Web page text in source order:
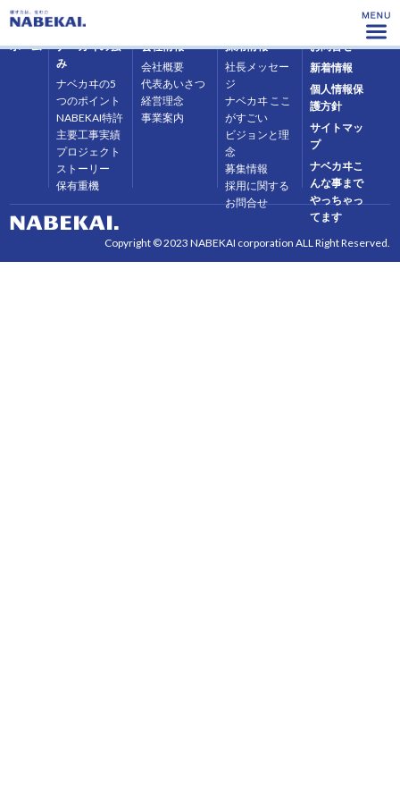
ホーム
ナベカヰの強
み
ナベカヰの5
つのポイント
NABEKAI特許
主要工事実績
プロジェクト
ストーリー
保有重機
会社情報
会社概要
代表あいさつ
経営理念
事業案内
採用情報
社長メッセー
ジ
ナベカヰ ここ
がすごい
ビジョンと理
念
募集情報
採用に関する
お問合せ
お問合せ
新着情報
個人情報保
護方針
サイトマッ
プ
ナベカヰこ
んな事まで
やっちゃっ
てます
Copyright © 2023 NABEKAI corporation ALL Right Reserved.